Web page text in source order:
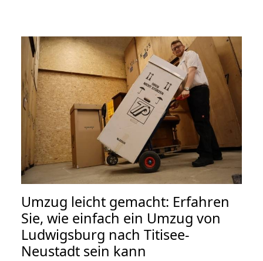
Umzug leicht gemacht: Erfahren
Sie, wie einfach ein Umzug von
Ludwigsburg nach Titisee-
Neustadt sein kann